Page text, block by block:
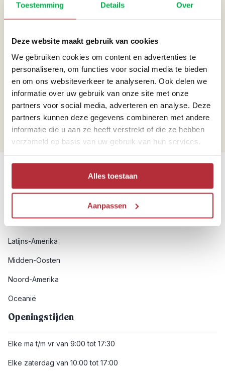
Toestemming Details Over
Deze website maakt gebruik van cookies
We gebruiken cookies om content en advertenties te
personaliseren, om functies voor social media te bieden
en om ons websiteverkeer te analyseren. Ook delen we
informatie over uw gebruik van onze site met onze
partners voor social media, adverteren en analyse. Deze
partners kunnen deze gegevens combineren met andere
informatie die u aan ze heeft verstrekt of die ze hebben
verzameld op basis van uw gebruik van hun services.
Alles toestaan
Aanpassen
Mail
azoren@riksjatravel.nl
Latijns-Amerika
Midden-Oosten
Noord-Amerika
Oceanië
Openingstijden
Elke ma t/m vr van 9:00 tot 17:30
Elke zaterdag van 10:00 tot 17:00